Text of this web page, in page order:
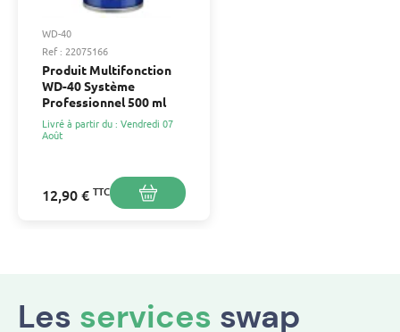
WD-40
Ref : 22075166
Produit Multifonction
WD-40 Système
Professionnel 500 ml
Livré à partir du : Vendredi 07
Août
12,90 € TTC
Les services swap